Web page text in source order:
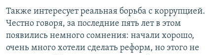
Также интересует реальная борьба с коррупцией.
Честно говоря, за последние пять лет в этом
появились немного сомнения: начали хорошо,
очень много хотели сделать реформ, но этого не